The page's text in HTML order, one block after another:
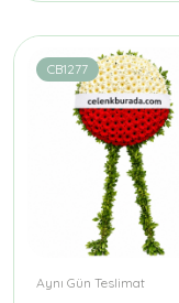
CB1277
Aynı Gün Teslimat